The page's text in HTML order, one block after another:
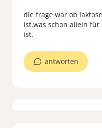
die frage war ob
ist,was schon allein
ist.
antworten